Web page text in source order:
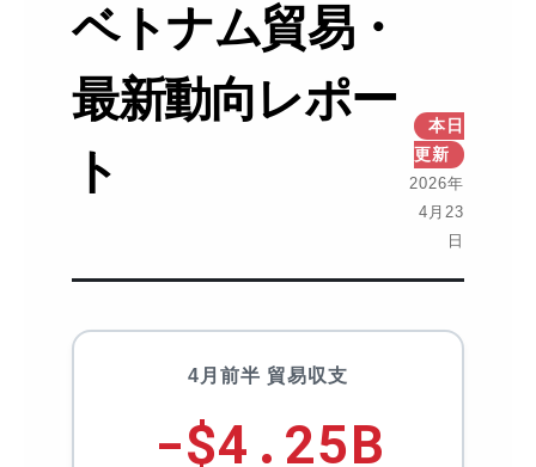
ベトナム貿易・
最新動向レポー
ト
本日
更新
2026年
4月23
日
4月前半 貿易収支
-$4.25B